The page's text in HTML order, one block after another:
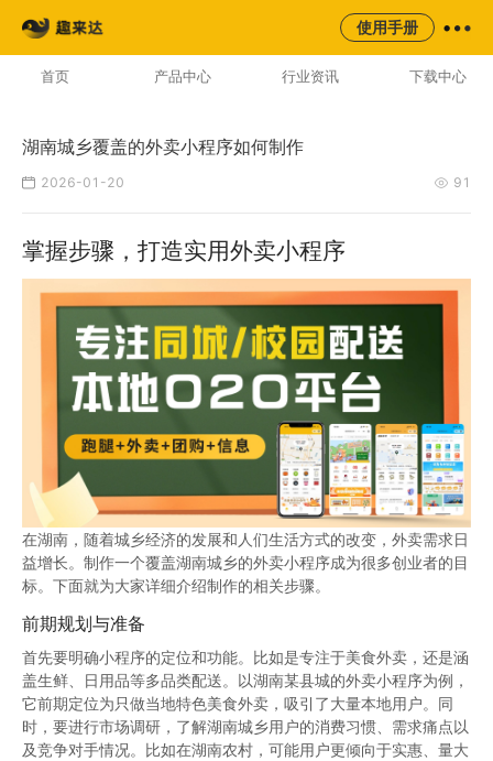
使用手册
首页 产品中心 行业资讯 下载中心
AI云配服务生态平台
湖南城乡覆盖的外卖小程序如何制作
2026-01-20 91
掌握步骤，打造实用外卖小程序
在湖南，随着城乡经济的发展和人们生活方式的改变，外卖需求日
益增长。制作一个覆盖湖南城乡的外卖小程序成为很多创业者的目
标。下面就为大家详细介绍制作的相关步骤。
前期规划与准备
首先要明确小程序的定位和功能。比如是专注于美食外卖，还是涵
盖生鲜、日用品等多品类配送。以湖南某县城的外卖小程序为例，
它前期定位为只做当地特色美食外卖，吸引了大量本地用户。同
时，要进行市场调研，了解湖南城乡用户的消费习惯、需求痛点以
及竞争对手情况。比如在湖南农村，可能用户更倾向于实惠、量大